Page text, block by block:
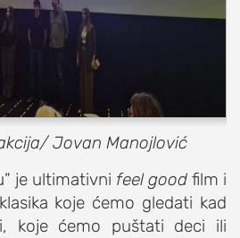
Jovan Manojlović
je ultimativni feel good film i
koje ćemo gledati kad
koje ćemo puštati deci ili